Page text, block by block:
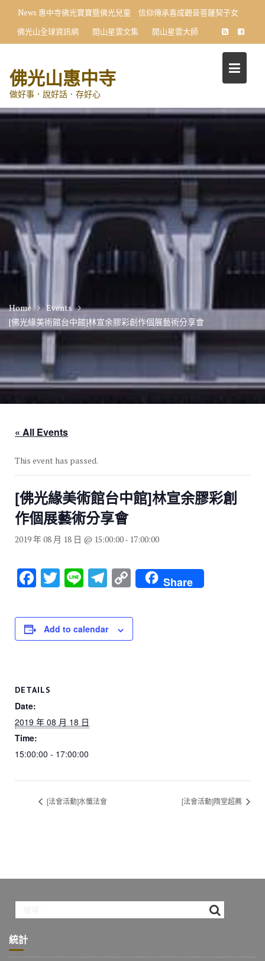
content
News 惠中寺佛光寶寶暨佛光兒童 信仰傳承喜成觀音菩薩契子女
佛光山全球資訊網
開山星雲文集 開山星雲大師
佛光山惠中寺
做好事．說好話．存好心
Home
Events
[佛光緣美術館台中館]林宣余膠彩創作個展藝術分享會
« All Events
This event has passed.
[佛光緣美術館台中館]林宣余膠彩創
作個展藝術分享會
2019 年 08 月 18 日 @ 15:00:00- 17:00:00
F
c
e
o
k
T
tt
er
Li
e
T
e
gr
C
o
p
y
Share
Add to calendar
DETAILS
Date:
2019 年 08 月 18 日
Time:
15:00:00 - 17:00:00
[法會活動]水懺法會 [法會活動]隋堂超薦
統計